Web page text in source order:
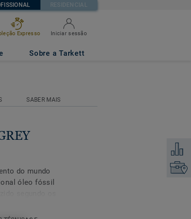
RESIDENCIAL
Expresso Iniciar sessão
Sobre a Tarkett
SABER MAIS
do mundo
óleo fóssil